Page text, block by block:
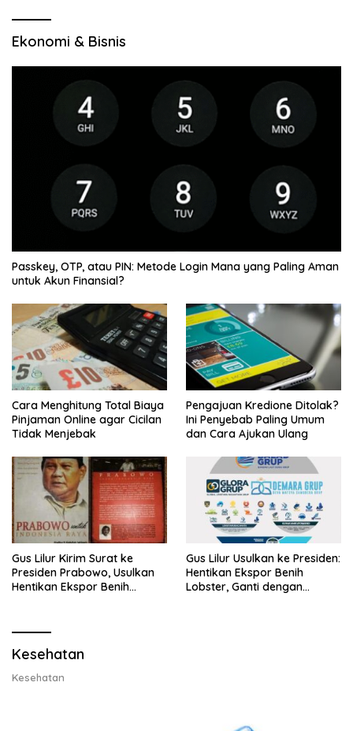
Ekonomi & Bisnis
Passkey, OTP, atau PIN: Metode Login Mana yang Paling Aman
untuk Akun Finansial?
Cara Menghitung Total Biaya
Pinjaman Online agar Cicilan
Tidak Menjebak
Pengajuan Kredione Ditolak?
Ini Penyebab Paling Umum
dan Cara Ajukan Ulang
Gus Lilur Kirim Surat ke
Presiden Prabowo, Usulkan
Hentikan Ekspor Benih
Gus Lilur Usulkan ke Presiden:
Hentikan Ekspor Benih
Lobster, Ganti dengan
Kesehatan
Kesehatan